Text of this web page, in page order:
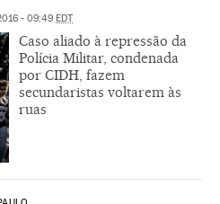
- 09:49 EDT
Caso aliado à repressão da
Polícia Militar, condenada
por CIDH, fazem
secundaristas voltarem às
ruas